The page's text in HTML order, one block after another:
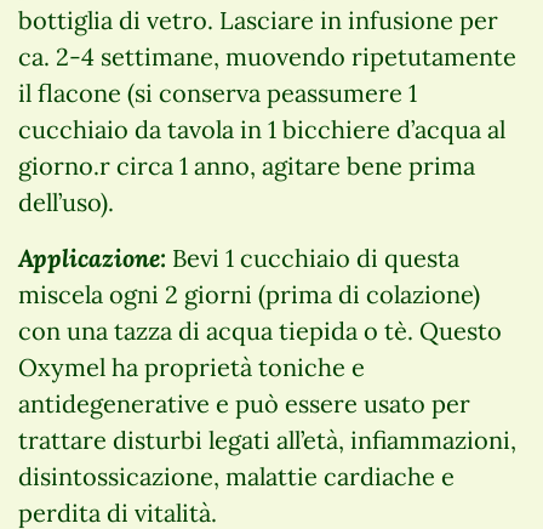
bottiglia di vetro. Lasciare in infusione per
ca. 2-4 settimane, muovendo ripetutamente
il flacone (si conserva peassumere 1
cucchiaio da tavola in 1 bicchiere d’acqua al
giorno.r circa 1 anno, agitare bene prima
dell’uso).
Applicazione: Bevi 1 cucchiaio di questa
miscela ogni 2 giorni (prima di colazione)
con una tazza di acqua tiepida o tè. Questo
Oxymel ha proprietà toniche e
antidegenerative e può essere usato per
trattare disturbi legati all’età, infiammazioni,
disintossicazione, malattie cardiache e
perdita di vitalità.